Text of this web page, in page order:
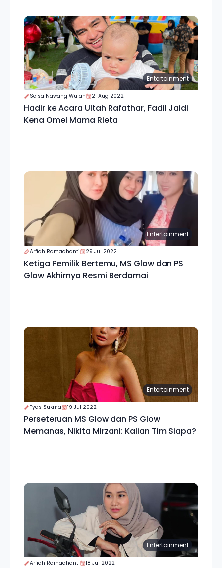
Entertainment
Selsa Nawang Wulan 21 Aug 2022
Hadir ke Acara Ultah Rafathar, Fadil Jaidi
Kena Omel Mama Rieta
Entertainment
Arfiah Ramadhanti 29 Jul 2022
Ketiga Pemilik Bertemu, MS Glow dan PS
Glow Akhirnya Resmi Berdamai
Entertainment
Tyas Sukma 19 Jul 2022
Perseteruan MS Glow dan PS Glow
Memanas, Nikita Mirzani: Kalian Tim Siapa?
Entertainment
Arfiah Ramadhanti 18 Jul 2022